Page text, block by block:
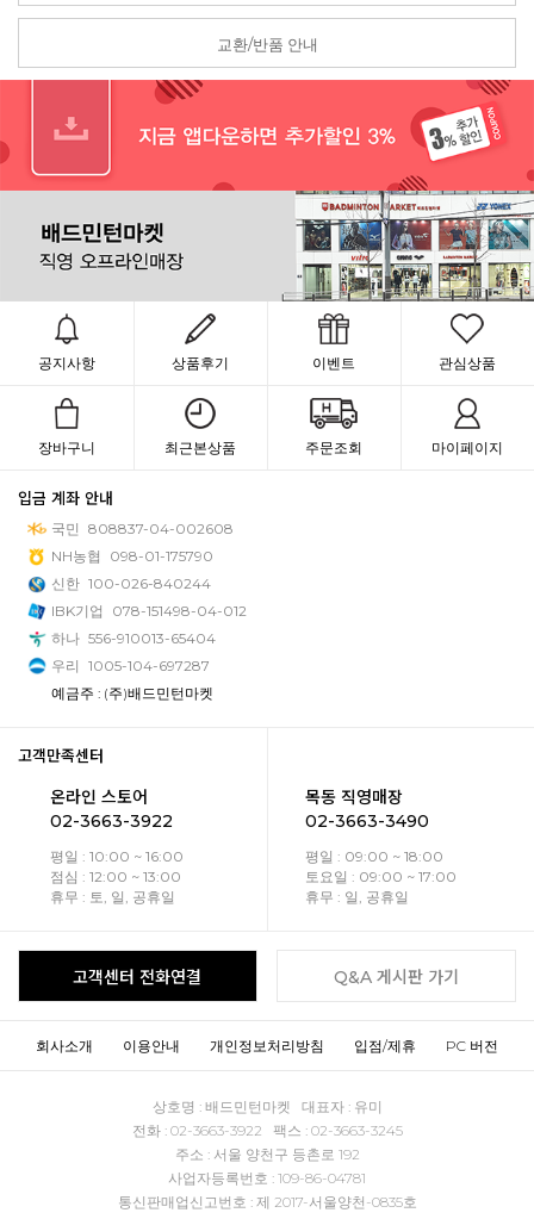
교환/반품 안내
공지사항 상품후기 이벤트 관심상품
장바구니 최근본상품 주문조회 마이페이지
입금 계좌 안내
국민 808837-04-002608
NH농협
098-01-175790
신한 100-026-840244
IBK기업
078-151498-04-012
하나 556-910013-65404
우리 1005-104-697287
예금주 : (주)배드민턴마켓
고객만족센터
온라인 스토어
02-3663-3922
평일 : 10:00 ~ 16:00
점심 : 12:00 ~ 13:00
휴무 : 토, 일, 공휴일
목동 직영매장
02-3663-3490
평일 : 09:00 ~ 18:00
토요일 : 09:00 ~ 17:00
휴무 : 일, 공휴일
고객센터 전화연결 Q&A 게시판 가기
회사소개 이용안내 개인정보처리방침 입점/제휴 PC 버전
상호명 : 배드민턴마켓 대표자 : 유미
전화 : 02-3663-3922 팩스 : 02-3663-3245
주소 : 서울 양천구 등촌로 192
사업자등록번호 : 109-86-04781
통신판매업신고번호 : 제 2017-서울양천-0835호